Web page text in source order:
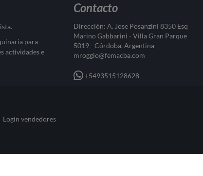
para
actividades e
Contacto
Dirección: A. Jose Posanzini 8350 Esq
Marino Gabbarini - Villa Gran Parque
5019 - Córdoba, Argentina
mroggio@femacba.com
+5493515128628
Login vendedores